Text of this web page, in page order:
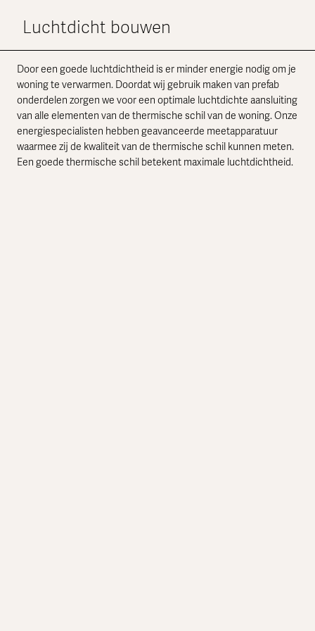
Luchtdicht bouwen
Door een goede luchtdichtheid is er minder energie nodig om je
woning te verwarmen. Doordat wij gebruik maken van prefab
onderdelen zorgen we voor een optimale luchtdichte aansluiting
van alle elementen van de thermische schil van de woning. Onze
energiespecialisten hebben geavanceerde meetapparatuur
waarmee zij de kwaliteit van de thermische schil kunnen meten.
Een goede thermische schil betekent maximale luchtdichtheid.